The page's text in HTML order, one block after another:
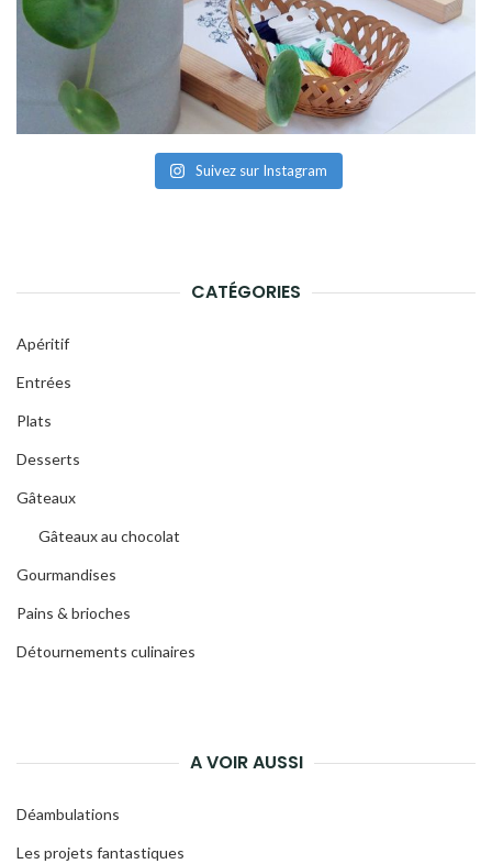
Suivez sur Instagram
CATÉGORIES
Apéritif
Entrées
Plats
Desserts
Gâteaux
Gâteaux au chocolat
Gourmandises
Pains & brioches
Détournements culinaires
A VOIR AUSSI
Déambulations
Les projets fantastiques